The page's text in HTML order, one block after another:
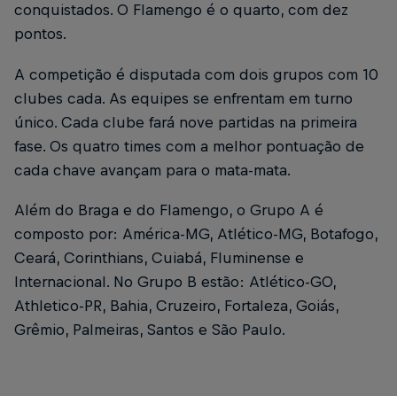
conquistados. O Flamengo é o quarto, com dez
pontos.
A competição é disputada com dois grupos com 10
clubes cada. As equipes se enfrentam em turno
único. Cada clube fará nove partidas na primeira
fase. Os quatro times com a melhor pontuação de
cada chave avançam para o mata-mata.
Além do Braga e do Flamengo, o Grupo A é
composto por: América-MG, Atlético-MG, Botafogo,
Ceará, Corinthians, Cuiabá, Fluminense e
Internacional. No Grupo B estão: Atlético-GO,
Athletico-PR, Bahia, Cruzeiro, Fortaleza, Goiás,
Grêmio, Palmeiras, Santos e São Paulo.